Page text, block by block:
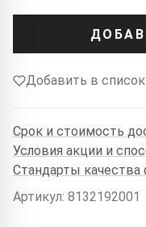
Добавить в
Срок и стоимость
Условия акции и
Стандарты
Артикул: 8132192001